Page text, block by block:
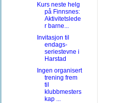
Kurs neste helg
på Finnsnes:
Aktivitetslede
r barne...
Invitasjon til
endags-
seriestevne i
Harstad
Ingen organisert
trening frem
til
klubbmesters
kap ...